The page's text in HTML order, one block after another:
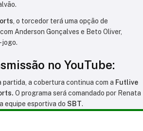
, o torcedor terá uma opção de
Anderson Gonçalves e Beto Oliver,
jogo.
no YouTube:
partida, a cobertura continua com a Futlive
O programa será comandado por Renata
equipe esportiva do SBT.